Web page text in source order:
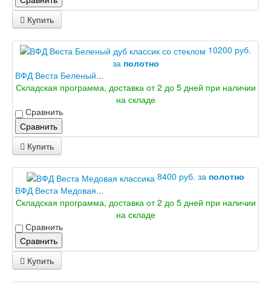
Купить
10200 руб.
за полотно
ВФД Веста Беленый...
Складская программа, доставка от 2 до 5 дней при наличии
на складе
Сравнить
Сравнить
Купить
8400 руб. за полотно
ВФД Веста Медовая...
Складская программа, доставка от 2 до 5 дней при наличии
на складе
Сравнить
Сравнить
Купить